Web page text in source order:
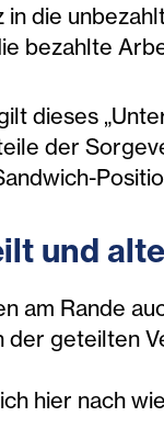
die
bezahlte
dieses
der
und
am Rande
der geteilten
hier nach